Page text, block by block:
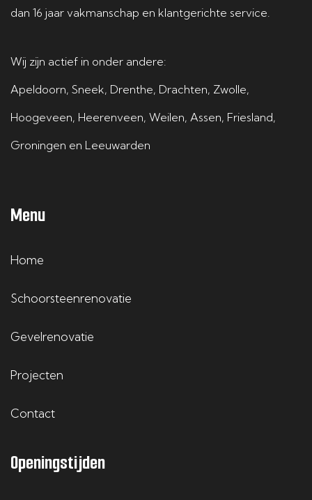
dan 16 jaar vakmanschap en klantgerichte service.
Wij zijn actief in onder andere:
Apeldoorn, Sneek, Drenthe, Drachten, Zwolle,
Hoogeveen, Heerenveen, Weilen, Assen, Friesland,
Groningen en Leeuwarden
Menu
Home
Schoorsteenrenovatie
Gevelrenovatie
Projecten
Contact
Openingstijden